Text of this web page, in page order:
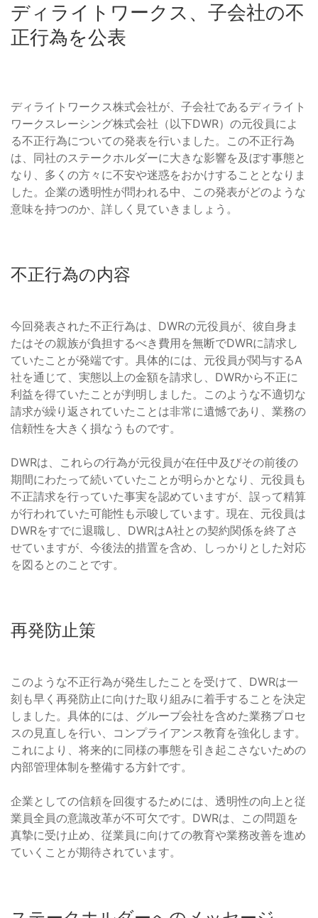
ディライトワークス、子会社の不
正行為を公表
ディライトワークス株式会社が、子会社であるディライト
ワークスレーシング株式会社（以下DWR）の元役員によ
る不正行為についての発表を行いました。この不正行為
は、同社のステークホルダーに大きな影響を及ぼす事態と
なり、多くの方々に不安や迷惑をおかけすることとなりま
した。企業の透明性が問われる中、この発表がどのような
意味を持つのか、詳しく見ていきましょう。
不正行為の内容
今回発表された不正行為は、DWRの元役員が、彼自身ま
たはその親族が負担するべき費用を無断でDWRに請求し
ていたことが発端です。具体的には、元役員が関与するA
社を通じて、実態以上の金額を請求し、DWRから不正に
利益を得ていたことが判明しました。このような不適切な
請求が繰り返されていたことは非常に遺憾であり、業務の
信頼性を大きく損なうものです。
DWRは、これらの行為が元役員が在任中及びその前後の
期間にわたって続いていたことが明らかとなり、元役員も
不正請求を行っていた事実を認めていますが、誤って精算
が行われていた可能性も示唆しています。現在、元役員は
DWRをすでに退職し、DWRはA社との契約関係を終了さ
せていますが、今後法的措置を含め、しっかりとした対応
を図るとのことです。
再発防止策
このような不正行為が発生したことを受けて、DWRは一
刻も早く再発防止に向けた取り組みに着手することを決定
しました。具体的には、グループ会社を含めた業務プロセ
スの見直しを行い、コンプライアンス教育を強化します。
これにより、将来的に同様の事態を引き起こさないための
内部管理体制を整備する方針です。
企業としての信頼を回復するためには、透明性の向上と従
業員全員の意識改革が不可欠です。DWRは、この問題を
真摯に受け止め、従業員に向けての教育や業務改善を進め
ていくことが期待されています。